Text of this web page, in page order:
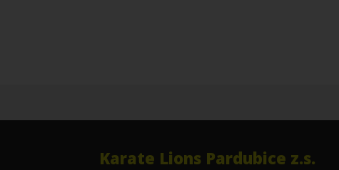
Karate Lions Pardubice z.s.